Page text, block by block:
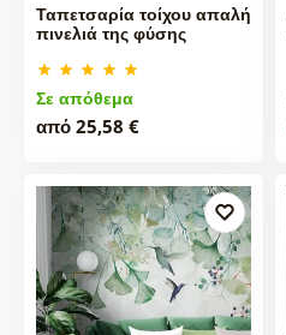
Ταπετσαρία τοίχου απαλή
πινελιά της φύσης
Σε απόθεμα
από 25,58 €